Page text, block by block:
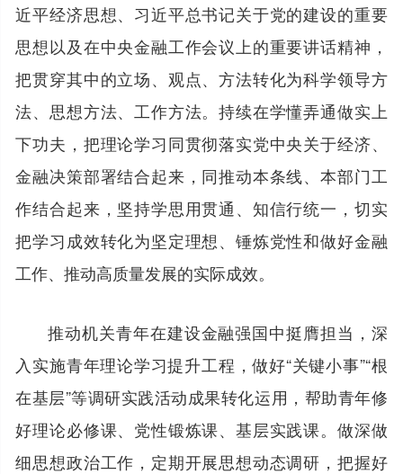
近平经济思想、习近平总书记关于党的建设的重要
思想以及在中央金融工作会议上的重要讲话精神，
把贯穿其中的立场、观点、方法转化为科学领导方
法、思想方法、工作方法。持续在学懂弄通做实上
下功夫，把理论学习同贯彻落实党中央关于经济、
金融决策部署结合起来，同推动本条线、本部门工
作结合起来，坚持学思用贯通、知信行统一，切实
把学习成效转化为坚定理想、锤炼党性和做好金融
工作、推动高质量发展的实际成效。
推动机关青年在建设金融强国中挺膺担当，深
入实施青年理论学习提升工程，做好“关键小事”“根
在基层”等调研实践活动成果转化运用，帮助青年修
好理论必修课、党性锻炼课、基层实践课。做深做
细思想政治工作，定期开展思想动态调研，把握好